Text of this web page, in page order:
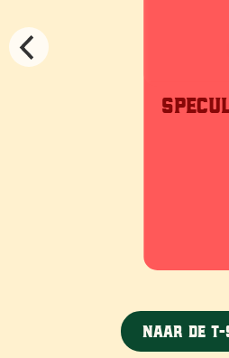
Naar de T-